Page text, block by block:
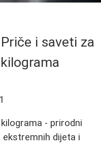
i saveti za
- prirodni
ekstremnih dijeta i